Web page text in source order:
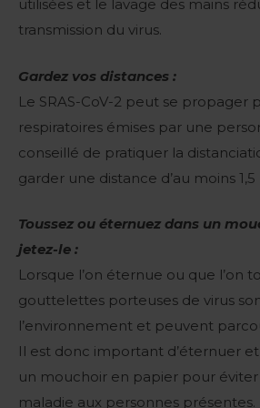
utilisées et le lavage des mains
transmission du virus.
Gardez vos distances :
Le SRAS-CoV-2 peut se propager
respiratoires émises par une
conseillé de pratiquer la
garder une distance d’au moins
Toussez ou éternuez dans un
jetez-le :
Lorsque l’on éternue ou que l’on
gouttelettes porteuses de virus
l’environnement et peuvent
Il est donc important d’éternuer
un mouchoir en papier pour
maladie aux personnes présentes.